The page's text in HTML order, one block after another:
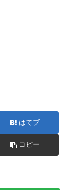
はてブ
コピー